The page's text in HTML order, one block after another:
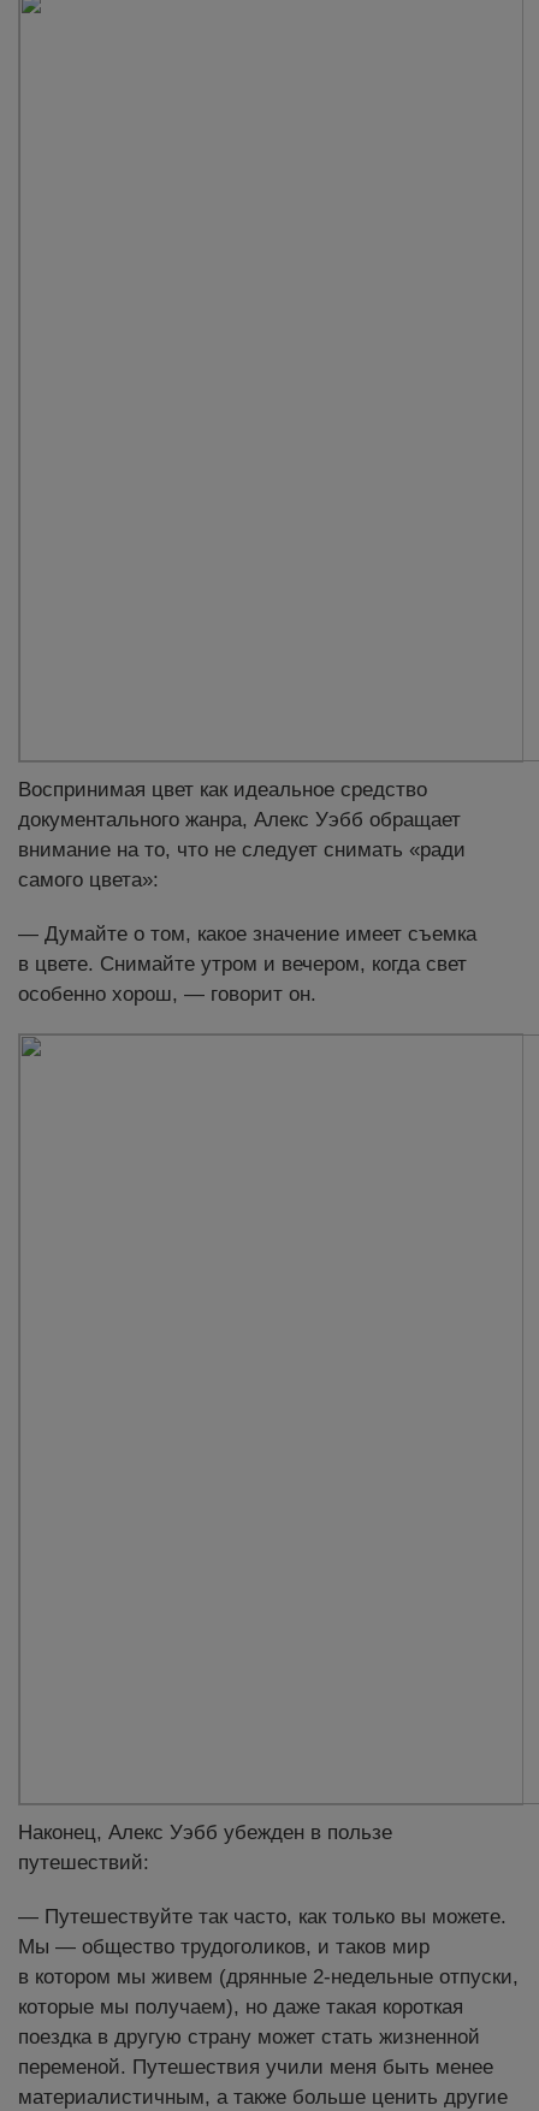
Воспринимая цвет как идеальное средство
документального жанра, Алекс Уэбб обращает
внимание на то, что не следует снимать «ради
самого цвета»:
— Думайте о том, какое значение имеет съемка
в цвете. Снимайте утром и вечером, когда свет
особенно хорош, — говорит он.
Наконец, Алекс Уэбб убежден в пользе
путешествий:
— Путешествуйте так часто, как только вы можете.
Мы — общество трудоголиков, и таков мир
в котором мы живем (дрянные 2-недельные отпуски,
которые мы получаем), но даже такая короткая
поездка в другую страну может стать жизненной
переменой. Путешествия учили меня быть менее
материалистичным, а также больше ценить другие